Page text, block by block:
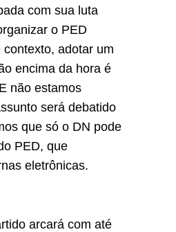
com sua luta
o PED
adotar um
encima da hora é
não estamos
será debatido
que só o DN pode
PED, que
eletrônicas.
arcará com até